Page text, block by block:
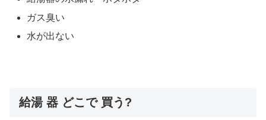
ガス臭い
水が出ない
給湯 器 どこで 買う?